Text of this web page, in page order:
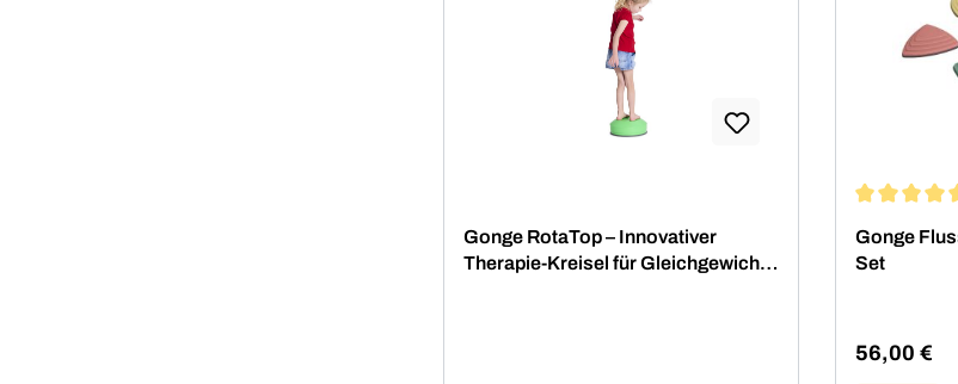
Gonge RotaTop – Innovativer
Therapie-Kreisel für Gleichgewicht
Gonge
Set
Regulärer
56,00 €